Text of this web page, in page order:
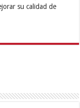
su calidad de